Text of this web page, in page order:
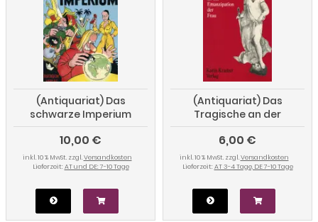
(Antiquariat) Das
schwarze Imperium
10,00 €
inkl. 10 % MwSt. zzgl.Versandkosten
Lieferzeit: AT und DE: 7-10 Tage
(Antiquariat) Das
Tragische an der
Emanzipation der Frau
6,00 €
inkl. 10 % MwSt. zzgl.Versandkosten
Lieferzeit: AT 3-4 Tage, DE 7-10 Tage